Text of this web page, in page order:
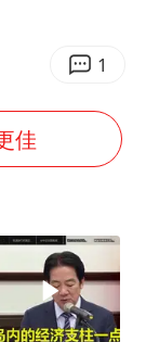
市民书》
梁家辉：到内地拍戏不是北上是回归
有“独立”过
落泪
人民的健康、体质、幸福一脉相承
1
佳